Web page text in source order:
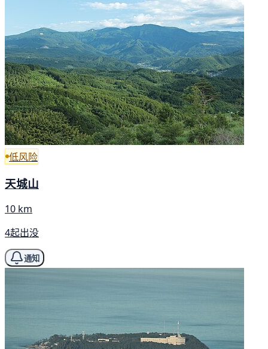
低风险
天城山
10 km
4起出没
通知